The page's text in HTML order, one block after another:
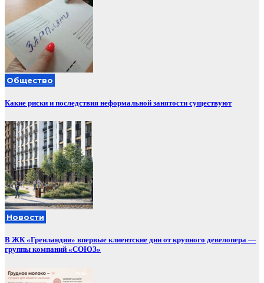
Общество
Какие риски и последствия неформальной занятости существуют
Новости
В ЖК «Гренландия» впервые клиентские дни от крупного девелопера —
группы компаний «СОЮЗ»